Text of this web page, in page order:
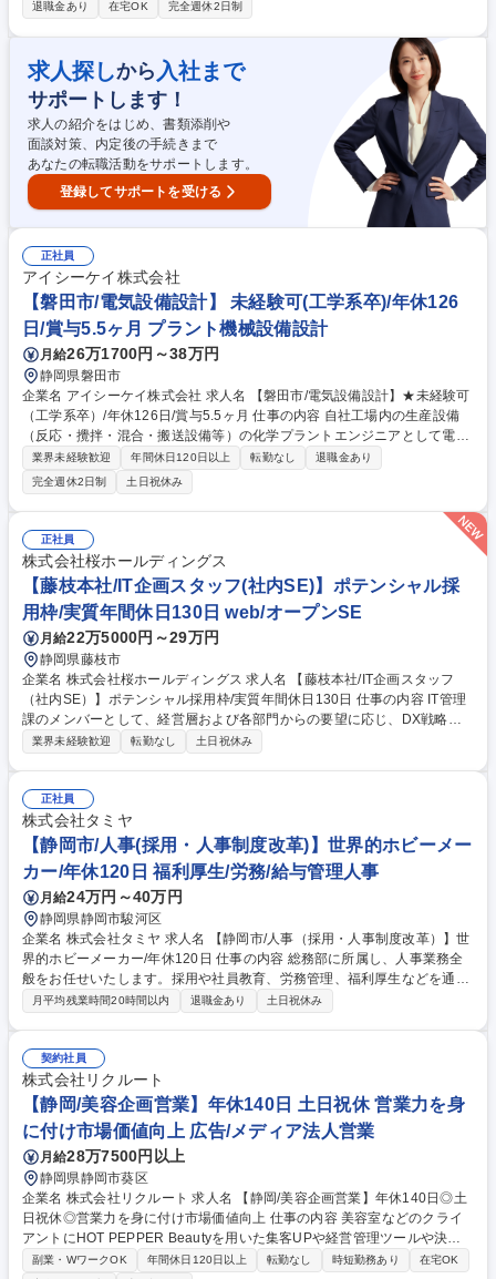
としては、研究・開発・設計・評価・品質保証です。 ※複数職種にて書類
選考をさせていただき、書類選考合格した職種でのご面接（WEB面接）を
ご案内いたします。必ずしも希望職種とは限らないこと、予めご了承くだ
さい。 募集職種 【バイク領域×静岡拠点】ポジションサーチ★迷ったらこ
こ！最適枠をご提示！
退職金あり
在宅OK 完全週休2日制
求人探しから 入社まで
サポートします！
求人の紹介をはじめ、書類添削や
面談対策、内定後の手続きまで
あなたの転職活動をサポートします。
登録してサポートを受ける
正社員
アイシーケイ株式会社
【磐田市/電気設備設計】 未経験可(工学系卒)/年休126
日/賞与5.5ヶ月 プラント機械設備設計
月給26万1700円～38万円
静岡県磐田市
企業名 アイシーケイ株式会社 求人名 【磐田市/電気設備設計】★未経験可
（工学系卒）/年休126日/賞与5.5ヶ月 仕事の内容 自社工場内の生産設備
（反応・攪拌・混合・搬送設備等）の化学プラントエンジニアとして電気
設計や改善、保全業務を担います。工学系の知識があれば挑戦可能。構想
から導入まで一貫して携われる仕事です。 【やりがい】自社ラインの自動
化や省人化に向けた「設備設計」をメインでお任せします。既存設備の維
持管理に留まらず、自身のアイデアで生産効率を向上させる設計・導入に
携われるのが醍醐味。田島ルーフィンググループの安定基盤のもと、最先
端の生産技術を追求できます。 【働き方】完全週休2日制で年間休日は12
6日。残業も月平均20h以内のため、私生活を大切にしながら設計スキル
を磨ける環境です。 募集職種 【磐田市/電気設備設計】★未経験可（工学
系卒）/年休126日/賞与5.5ヶ月
業界未経験歓迎 年間休日120日以上 転勤なし
退職金あり
完全週休2日制
土日祝休み
正社員
株式会社桜ホールディングス
【藤枝本社/IT企画スタッフ(社内SE)】ポテンシャル採
用枠/実質年間休日130日 web/オープンSE
月給22万5000円～29万円
静岡県藤枝市
企業名 株式会社桜ホールディングス 求人名 【藤枝本社/IT企画スタッフ
（社内SE）】ポテンシャル採用枠/実質年間休日130日 仕事の内容 IT管理
課のメンバーとして、経営層および各部門からの要望に応じ、DX戦略・
ロードマップの立案から現場への導入までを一貫して担当します。具体的
部門と連携し、AIやRPAを駆使した業務効率化（DX化）を担当します ■経
営層・各部門へのDX戦略や中長期ロードマップの策定 ■生成AIを活用した
社内向けの新規サービス・業務改善の企画・検証 ■RPAを用いた自動化
（分析結果のシステムへの自動入力など） ■統計処理した結果の解析・考
察プロセスのデジタル化推進 募集職種 【藤枝本社/IT企画スタッフ（社内S
E）】ポテンシャル採用枠/実質年間休日130日
業界未経験歓迎 転勤なし 土日祝休み
正社員
株式会社タミヤ
【静岡市/人事(採用・人事制度改革)】世界的ホビーメー
カー/年休120日 福利厚生/労務/給与管理人事
月給24万円～40万円
静岡県静岡市駿河区
企業名 株式会社タミヤ 求人名 【静岡市/人事（採用・人事制度改革）】世
界的ホビーメーカー/年休120日 仕事の内容 総務部に所属し、人事業務全
般をお任せいたします。採用や社員教育、労務管理、福利厚生などを通じ
て、社員が働きやすい環境づくりを推進。タミヤのさらなる発展に貢献で
ム管理なども徐々にお任せいたします。 ■入社後の流れ：入社後、まずは
会社の全体像や人事業務を把握することからスタートします。ご経験や適
性に応じて、人事課内での担当をお持ちいただきます。 募集職種 【静岡
市/人事（採用・人事制度改革）】世界的ホビーメーカー/年休120日
月平均残業時間20時間以内 退職金あり 土日祝休み
契約社員
株式会社リクルート
【静岡/美容企画営業】年休140日 土日祝休 営業力を身
に付け市場価値向上 広告/メディア法人営業
月給28万7500円以上
静岡県静岡市葵区
企業名 株式会社リクルート 求人名 【静岡/美容企画営業】年休140日◎土
日祝休◎営業力を身に付け市場価値向上 仕事の内容 美容室などのクライ
アントにHOT PEPPER Beautyを用いた集客UPや経営管理ツールや決済
ツールを用いた業務効率化の提案を実施いただきます。"モノ売り"でな
副業・WワークOK 年間休日120日以上 転勤なし 時短勤務あり
在宅OK